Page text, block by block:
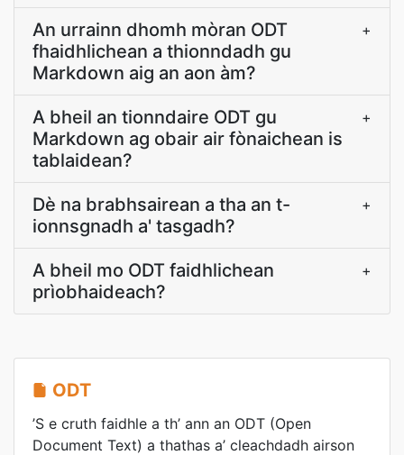
An urrainn dhomh mòran ODT
fhaidhlichean a thionndadh gu
Markdown aig an aon àm?
+
A bheil an tionndaire ODT gu
Markdown ag obair air fònaichean is
tablaidean?
+
Dè na brabhsairean a tha an t-
ionnsgnadh a' tasgadh?
+
A bheil mo ODT faidhlichean
prìobhaideach?
+
ODT
’S e cruth faidhle a th’ ann an ODT (Open
Document Text) a thathas a’ cleachdadh airson